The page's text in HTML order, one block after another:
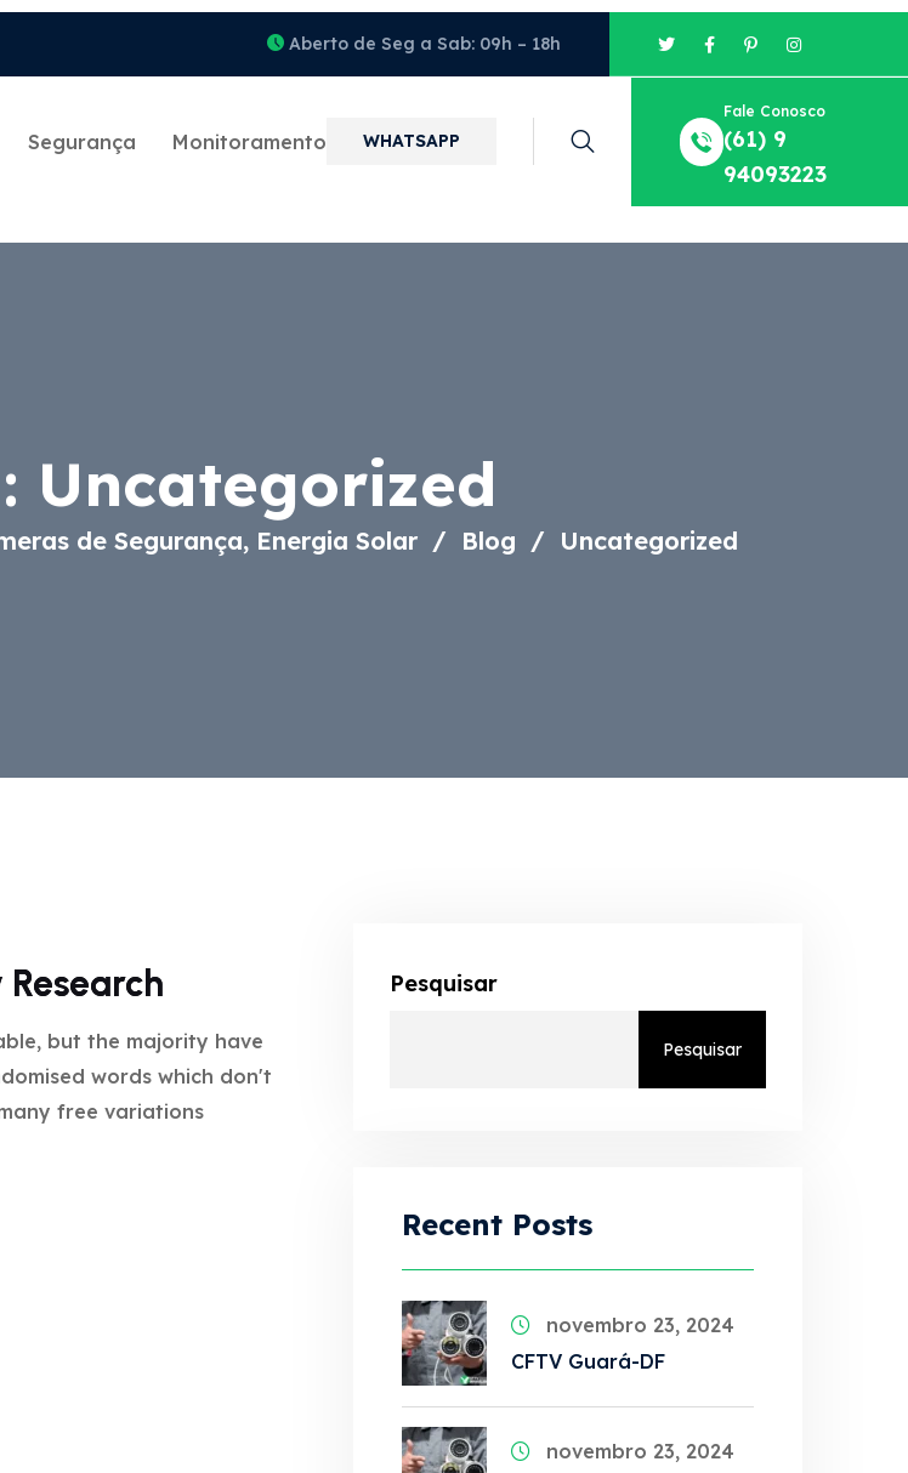
Aberto de Seg a Sab: 09h – 18h
Segurança Monitoramento WHATSAPP
Fale Conosco
(61) 9
94093223
Uncategorized
de Segurança, Energia Solar Blog Uncategorized
but the majority have
words which don't
free variations
Pesquisar
Pesquisar
Recent Posts
novembro 23, 2024
CFTV Guará-DF
novembro 23, 2024